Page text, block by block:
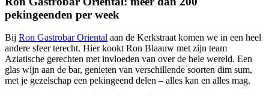
pekingeenden per week
Bij Ron Gastrobar Oriental aan de Kerkstraat komen we in een heel
andere sfeer terecht. Hier kookt Ron Blaauw met zijn team
Aziatische gerechten met invloeden van over de hele wereld. Een
glas wijn aan de bar, genieten van verschillende soorten dim sum,
met je gezelschap een pekingeend delen – alles kan en alles mag.